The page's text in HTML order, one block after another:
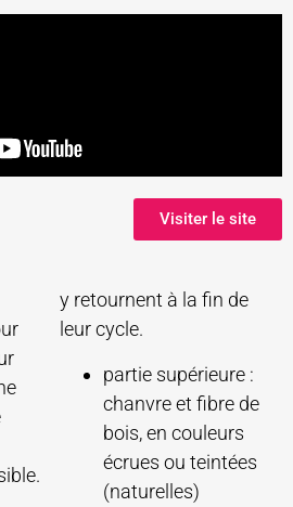
Visiter le site
y retournent à la fin de
leur cycle.
partie supérieure :
chanvre et fibre de
bois, en couleurs
écrues ou teintées
(naturelles)